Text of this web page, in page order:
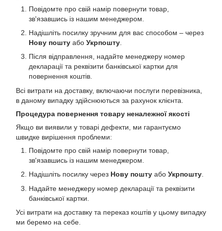
Повідомте про свій намір повернути товар,
зв'язавшись із нашим менеджером.
Надішліть посилку зручним для вас способом – через
Нову пошту або Укрпошту
Після відправлення, надайте менеджеру номер
декларації та реквізити банківської картки для
повернення коштів.
Всі витрати на доставку, включаючи послуги перевізника,
в даному випадку здійснюються за рахунок клієнта.
Процедура повернення товару неналежної якості
Якщо ви виявили у товарі дефекти, ми гарантуємо
швидке вирішення проблеми:
Повідомте про свій намір повернути товар,
зв'язавшись із нашим менеджером.
Надішліть посилку через Нову пошту або Укрпошту.
Надайте менеджеру номер декларації та реквізити
банківської картки.
Усі витрати на доставку та переказ коштів у цьому випадку
ми беремо на себе.